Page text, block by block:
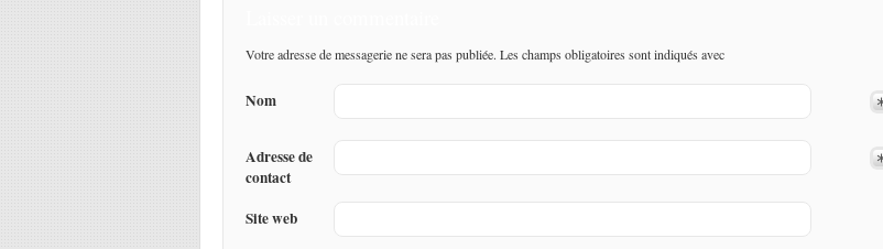
Votre adresse de messagerie ne sera pas publiée. Les champs obligatoires sont indiqués avec
Nom
Adresse de
contact
Site web